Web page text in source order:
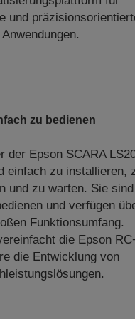
und
Anwendungen.
zu bedienen
der Epson SCARA
einfach zu installieren,
und zu warten. Sie sind
und verfügen
Funktionsumfang.
die Epson
die Entwicklung von